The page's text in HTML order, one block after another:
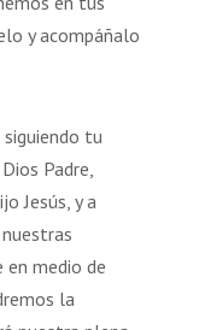
y acompáñalo
tu
Padre,
Jesús, y a
en medio de
la